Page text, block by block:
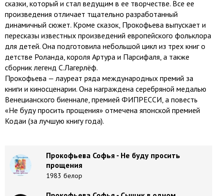
сказки, который и стал ведущим в ее творчестве. Все ее
произведения отличает тщательно разработанный
динамичный сюжет. Кроме сказок, Прокофьева выпускает и
пересказы известных произведений европейского фольклора
для детей. Она подготовила небольшой цикл из трех книг о
детстве Роланда, короля Артура и Парсифаля, а также
сборник легенд С.Лагерлёф.
Прокофьева — лауреат ряда международных премий за
книги и киносценарии. Она награждена серебряной медалью
Венецианского биеннале, премией ФИПРЕССИ, а повесть
«Не буду просить прощения» отмечена японской премией
Кодаи (за лучшую книгу года).
Прокофьева Софья - Не буду просить
прощения
1983 белор